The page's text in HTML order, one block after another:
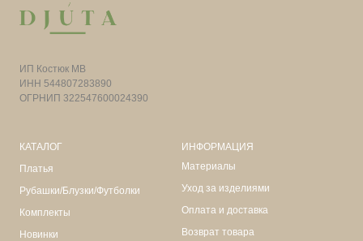
ИП Костюк МВ
ИНН 544807283890
ОГРНИП 322547600024390
КАТАЛОГ
Платья
Рубашки/Блузки/Футболки
Комплекты
Новинки
ИНФОРМАЦИЯ
Материалы
Уход за изделиями
Оплата и доставка
Возврат товара